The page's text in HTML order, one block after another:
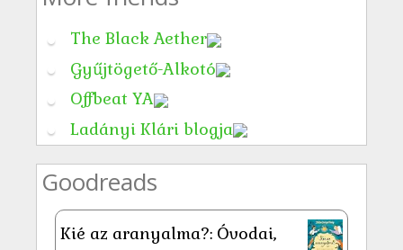
The Black Aether
Gyűjtögető-Alkotó
Offbeat YA
Ladányi Klári blogja
Goodreads
Kié az aranyalma?: Óvodai,